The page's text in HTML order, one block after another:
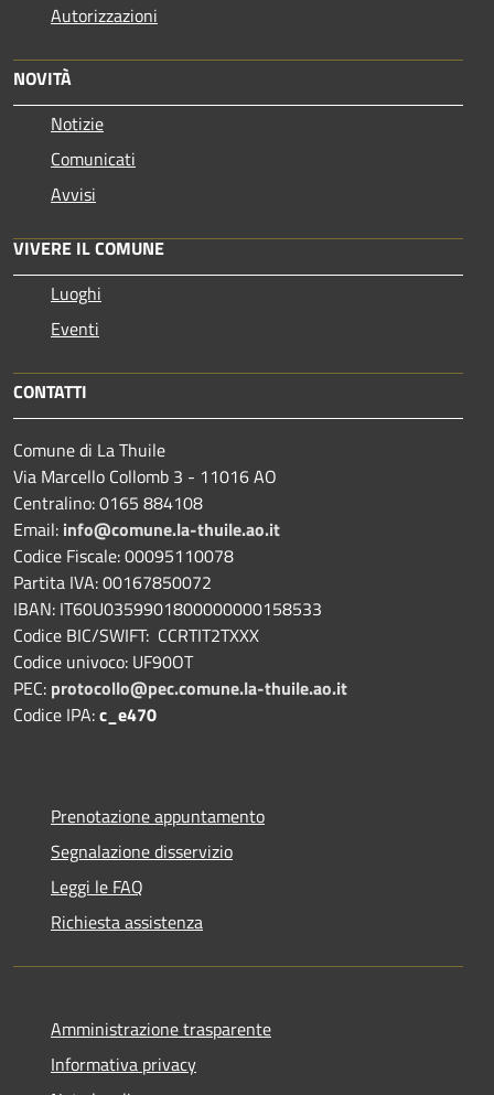
Autorizzazioni
NOVITÀ
Notizie
Comunicati
Avvisi
VIVERE IL COMUNE
Luoghi
Eventi
CONTATTI
Comune di La Thuile
Via Marcello Collomb 3 - 11016 AO
Centralino: 0165 884108
Email: info@comune.la-thuile.ao.it
Codice Fiscale: 00095110078
Partita IVA: 00167850072
IBAN: IT60U0359901800000000158533
Codice BIC/SWIFT: CCRTIT2TXXX
Codice univoco: UF90OT
PEC: protocollo@pec.comune.la-thuile.ao.it
Codice IPA:c_e470
Prenotazione appuntamento
Segnalazione disservizio
Leggi le FAQ
Richiesta assistenza
Amministrazione trasparente
Informativa privacy